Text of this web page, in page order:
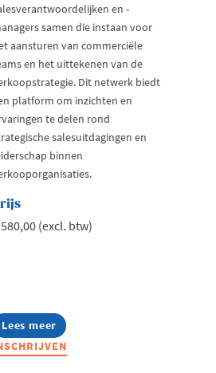
en -
samen die instaan voor
aansturen van commerciële
en het uittekenen van de
Dit netwerk biedt
platform om inzichten en
te delen rond
salesuitdagingen en
binnen
(excl. btw)
Lees meer
about
Netwerk
Sales